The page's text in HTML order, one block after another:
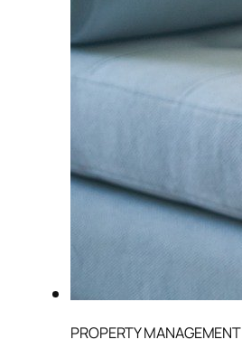
PROPERTY MANAGEMENT